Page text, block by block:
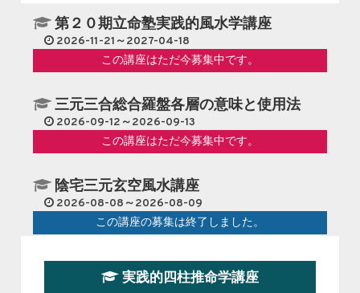
第２０期立命塾実践的風水学講座
2026-11-21～2027-04-18
この講座はただ今募集中です。
三元三合総合羅盤各層の意味と使用法
2026-09-12～2026-09-13
この講座はただ今募集中です。
陰宅三元玄空風水講座
2026-08-08～2026-08-09
この講座の募集は終了しました。
第１９期立命塾『実践的易学講座』
2026-08-22～2026-10-25
実践的四柱推命学講座